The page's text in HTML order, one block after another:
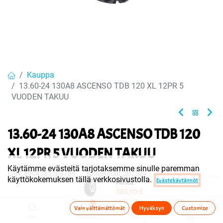
Hinta:
385,00 €
0
Toivelista Tuoteryhmä(t)
Kauppa
13.60-24 130A8 ASCENSO TDB 120 XL 12PR 5
VUODEN TAKUU
13.60-24 130A8 ASCENSO TDB 120
XL 12PR 5 VUODEN TAKUU
EAN:8904365504789 Tuotekoodi:307589
Tuote on myyty tai sitä ei ole juuri nyt saatavilla.
Käytämme evästeitä tarjotaksemme sinulle paremman
käyttökokemuksen tällä verkkosivustolla.
Evästekäytännöt
Vain välttämättömät Hyväksyn Customize